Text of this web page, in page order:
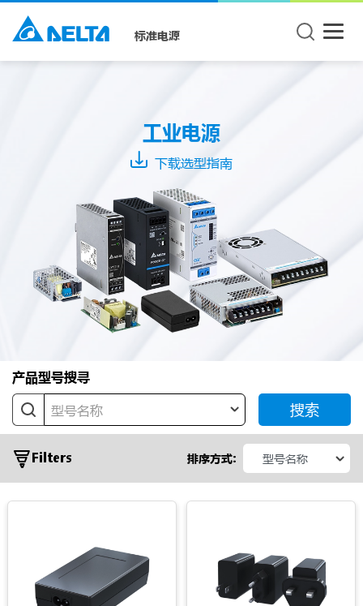
标准电源
工业电源
下载选型指南
产品型号搜寻
型号名称
搜索
Filters 排序方式:
平
板
开
架
型
电
系
ADP